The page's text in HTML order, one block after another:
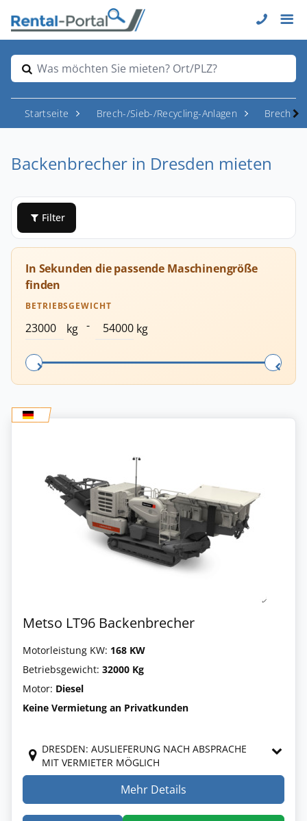
Was möchten Sie mieten? Ort/PLZ?
Startseite Brech-/Sieb-/Recycling-Anlagen Brecher
Backenbrecher in Dresden mieten
Filter
In Sekunden die passende Maschinengröße
finden
BETRIEBSGEWICHT
kg - kg
Metso LT96 Backenbrecher
Motorleistung KW: 168 KW
Betriebsgewicht: 32000 Kg
Motor: Diesel
Keine Vermietung an Privatkunden
DRESDEN: AUSLIEFERUNG NACH ABSPRACHE
MIT VERMIETER MÖGLICH
Mehr Details